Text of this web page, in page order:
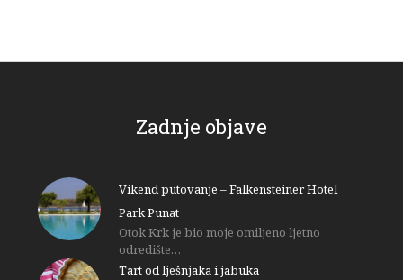
Zadnje objave
Vikend putovanje – Falkensteiner Hotel
Park Punat
Otok Krk je bio moje omiljeno ljetno
odredište…
Tart od lješnjaka i jabuka